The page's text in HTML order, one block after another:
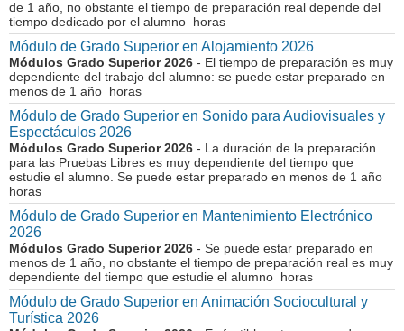
de 1 año, no obstante el tiempo de preparación real depende del
tiempo dedicado por el alumno horas
Módulo de Grado Superior en Alojamiento 2026
Módulos Grado Superior 2026 - El tiempo de preparación es muy
dependiente del trabajo del alumno: se puede estar preparado en
menos de 1 año horas
Módulo de Grado Superior en Sonido para Audiovisuales y
Espectáculos 2026
Módulos Grado Superior 2026 - La duración de la preparación
para las Pruebas Libres es muy dependiente del tiempo que
estudie el alumno. Se puede estar preparado en menos de 1 año
horas
Módulo de Grado Superior en Mantenimiento Electrónico
2026
Módulos Grado Superior 2026 - Se puede estar preparado en
menos de 1 año, no obstante el tiempo de preparación real es muy
dependiente del tiempo que estudie el alumno horas
Módulo de Grado Superior en Animación Sociocultural y
Turística 2026